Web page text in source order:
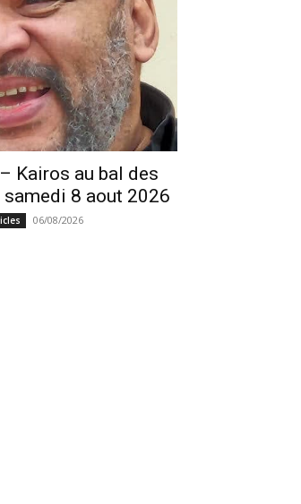
Kairos au bal des
8 aout 2026
06/08/2026